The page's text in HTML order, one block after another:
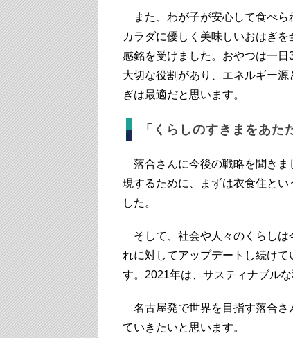
また、わが子が安心して食べら
カラダに優しく美味しいおはぎ
感銘を受けました。おやつは一
大切な役割があり、エネルギー
ぎは最適だと思います。
「くらしのすきまをあた
落合さんに今後の戦略を聞きま
現するために、まずは衣食住と
した。
そして、社会や人々のくらしは
れに対してアップデートし続け
す。2021年は、サスティナブル
名古屋発で世界を目指す落合さ
ていきたいと思います。